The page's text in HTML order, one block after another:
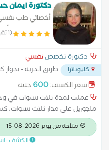
دكتورة ايمان
أخصائي طب
النفسي، إحدى
7 سنوات في العمل كطبيبة نفسية، حيث
(1 تقييم)
دكتورة تخصصنفسي
كليوباترا
طريق الحرية - بجوار
بجانب صيدليه جاب الله... سعر الكشف:600 جنيه
عملت لمدة ثلاث سنوات في
ماجوريل على مدار ثلاث سنوات،
الدعم النفسي المخصص
التواصل الاجتماعي الشهيرة،
متخصصة وساهمت في تحسين
متاحة من يوم 2026-08-15
الكشف